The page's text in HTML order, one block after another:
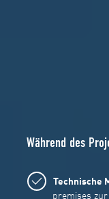
Während des
Technische
premises zur